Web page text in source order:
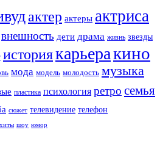
актер актеры актриса
внешность дети драма жизнь звезды
историякарьеракино
мода модель молодость музыка
пластика психология ретро семья
сюжет телевидение телефон
хиты шоу юмор